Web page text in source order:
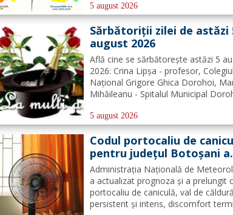
temperatură-umezeală va depăși
critic de 80 de unități. Nopțile vor
tropicale, cu minime...
5 august 2026
Sărbătoriții zilei de astăzi
august 2026
Află cine se sărbătoreşte astăzi 5
2026: Crina Lipșa - profesor, Colegiul
Național Grigore Ghica Dorohoi,
Mihăileanu - Spitalul Municipal
Redacția Dorohoi News urează
mulți ani! Completează lista
din Dorohoi, la...
5 august 2026
Codul portocaliu de
pentru județul Botoșani a
fost prelungit
Administrația Națională de
a actualizat prognoza și a prelungit
portocaliu de caniculă, val de căldură
persistent și intens, discomfort